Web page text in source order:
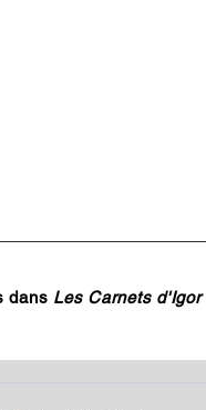
dans Les Carnets d'Igor